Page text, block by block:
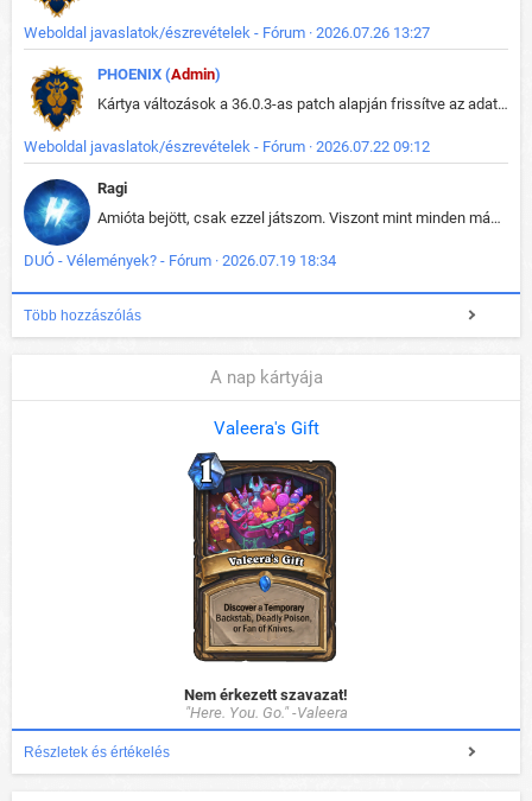
Weboldal javaslatok/észrevételek - Fórum · 2026.07.26 13:27
PHOENIX (Admin)
Kártya változások a 36.0.3-as patch alapján frissítve az adatbázisban (képek is cserélve).
Weboldal javaslatok/észrevételek - Fórum · 2026.07.22 09:12
Ragi
Amióta bejött, csak ezzel játszom. Viszont mint minden más - akár az alapjáték is, ez is baromira összetett lett. Néha már pár kör után is esélytelen az egész. Vagy irreállisan túltápol valaki, vagy lelép a partner, vagy csak hülye mint a segg. És amikor eljönne az én időm, na akkor jön el mindenki másé is. Engem jobban érdekelne, hogy ki milyen ratingen szokott játszani. Na ez lenne egy érdekes adat.
DUÓ - Vélemények? - Fórum · 2026.07.19 18:34
Több hozzászólás
A nap kártyája
Valeera's Gift
Nem érkezett szavazat!
"Here. You. Go." -Valeera
Részletek és értékelés